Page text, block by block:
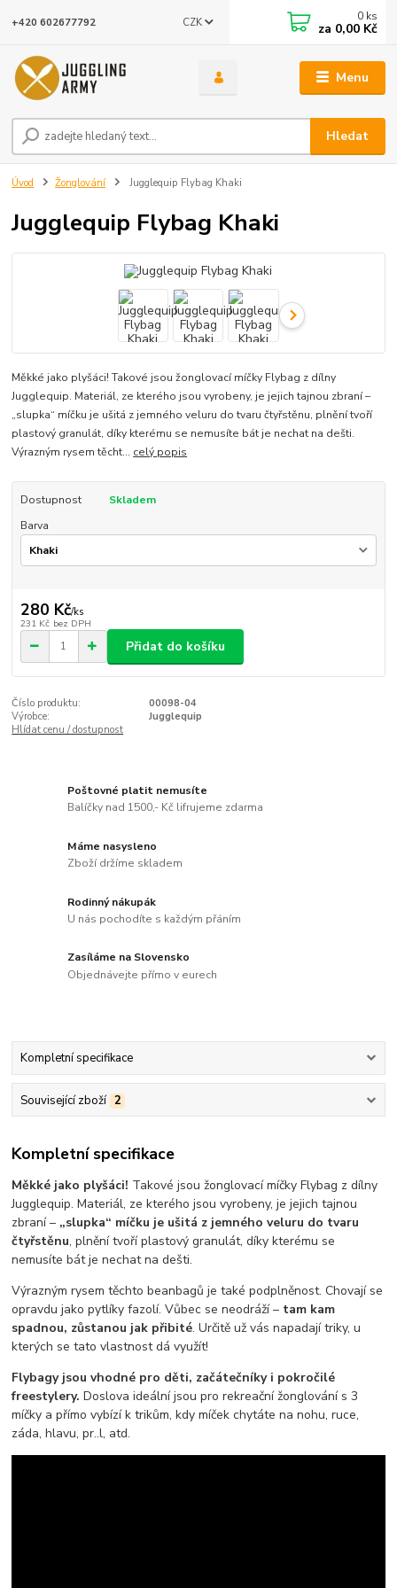
Menu
CZK
Hledat
+420 602677792 0 ks
za 0,00 Kč
Úvod Žonglování Jugglequip Flybag Khaki
Jugglequip Flybag Khaki
Měkké jako plyšáci! Takové jsou žonglovací míčky Flybag z dílny
Jugglequip. Materiál, ze kterého jsou vyrobeny, je jejich tajnou zbraní –
„slupka“ míčku je ušitá z jemného veluru do tvaru čtyřstěnu, plnění tvoří
plastový granulát, díky kterému se nemusíte bát je nechat na dešti.
Výrazným rysem těcht... celý popis
Dostupnost
Skladem
Barva
280 Kč/ks
231 Kč bez DPH
Přidat do košíku
Číslo produktu:
00098-04
Výrobce:
Jugglequip
Hlídat cenu / dostupnost
Poštovné platit nemusíte
Balíčky nad 1500,- Kč lifrujeme zdarma
Máme nasysleno
Zboží držíme skladem
Rodinný nákupák
U nás pochodíte s každým přáním
Zasíláme na Slovensko
Objednávejte přímo v eurech
Kompletní specifikace
Související zboží 2
Kompletní specifikace
Měkké jako plyšáci! Takové jsou žonglovací míčky Flybag z dílny
Jugglequip. Materiál, ze kterého jsou vyrobeny, je jejich tajnou
zbraní – „slupka“ míčku je ušitá z jemného veluru do tvaru
čtyřstěnu, plnění tvoří plastový granulát, díky kterému se
nemusíte bát je nechat na dešti.
Výrazným rysem těchto beanbagů je také podplněnost. Chovají se
opravdu jako pytlíky fazolí. Vůbec se neodráží – tam kam
spadnou, zůstanou jak přibité. Určitě už vás napadají triky, u
kterých se tato vlastnost dá využít!
Flybagy jsou vhodné pro děti, začátečníky i pokročilé
freestylery. Doslova ideální jsou pro rekreační žonglování s 3
míčky a přímo vybízí k trikům, kdy míček chytáte na nohu, ruce,
záda, hlavu, pr..l, atd.